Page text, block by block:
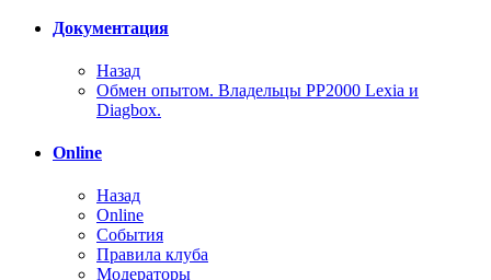
Документация
Назад
Обмен опытом. Владельцы PP2000 Lexia и
Diagbox.
Online
Назад
Online
События
Правила клуба
Модераторы